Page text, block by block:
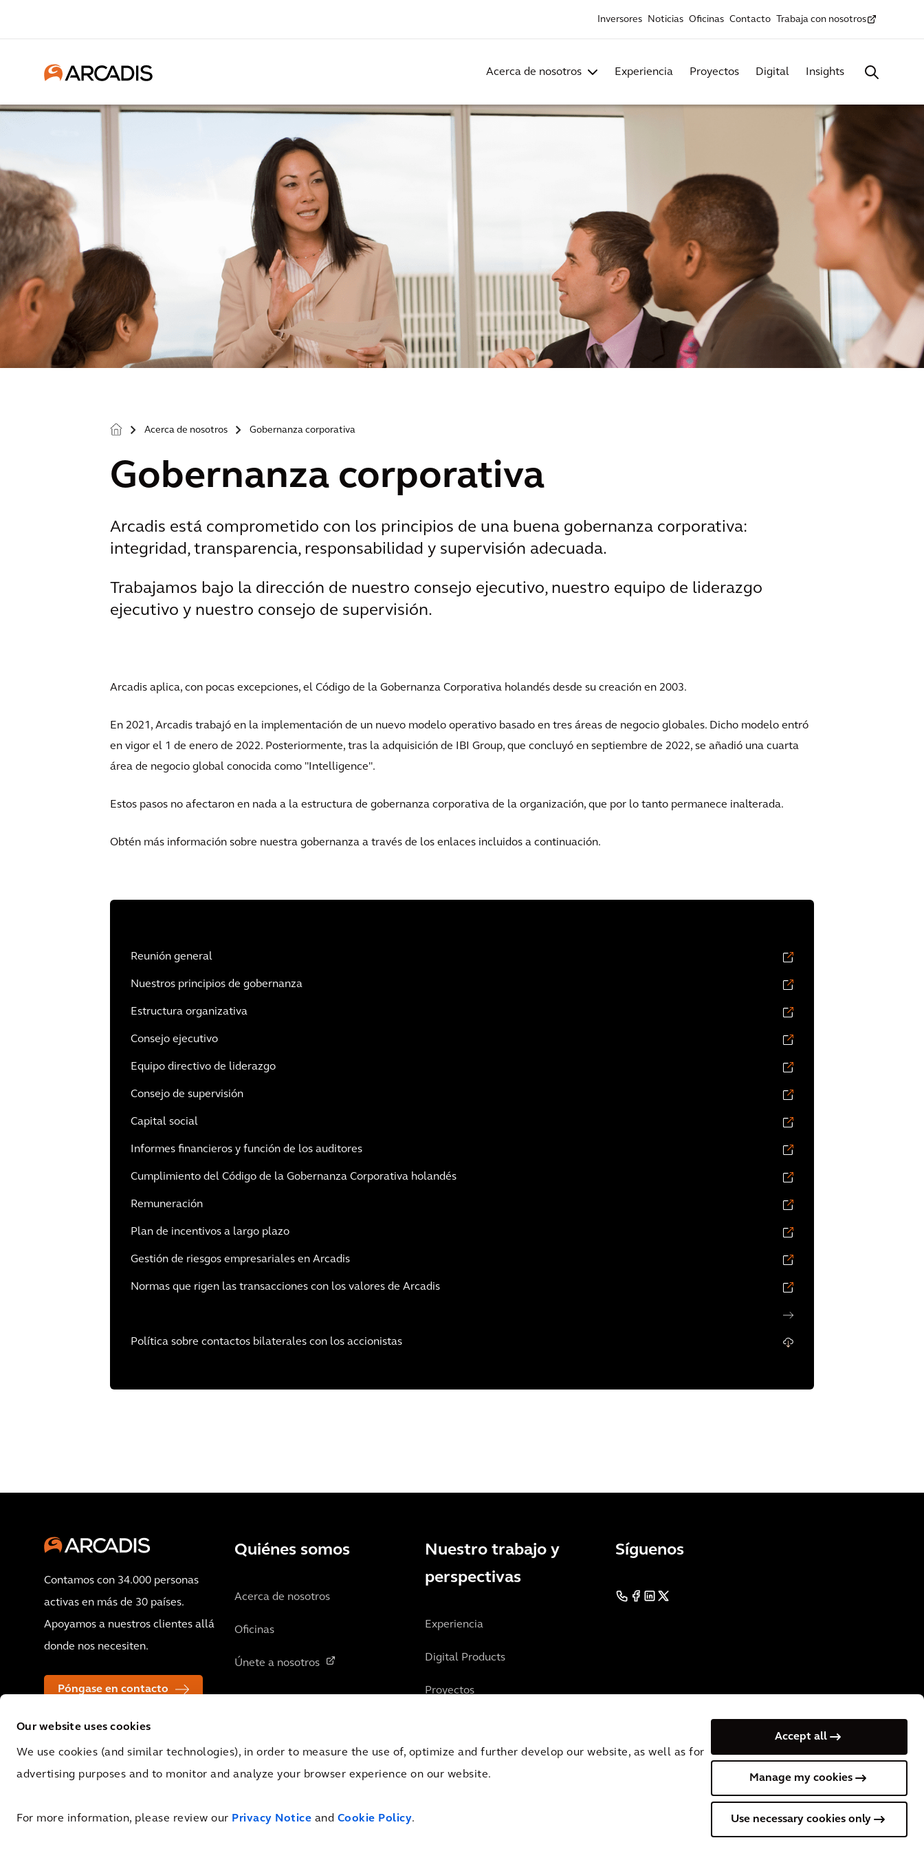
Our website uses cookies
We use cookies (and similar technologies), in order to measure the use of, optimize and further develop our website, as well as for
advertising purposes and to monitor and analyze your browser experience on our website.
For more information, please review our Privacy Notice and Cookie Policy.
Accept all
Manage my cookies
Use necessary cookies only
Inversores Noticias Oficinas Contacto Trabaja con nosotros
Acerca de nosotros Experiencia Proyectos Digital Insights
> Acerca de nosotros > Gobernanza corporativa
Gobernanza corporativa
Arcadis está comprometido con los principios de una buena gobernanza corporativa:
integridad, transparencia, responsabilidad y supervisión adecuada.
Trabajamos bajo la dirección de nuestro consejo ejecutivo, nuestro equipo de liderazgo
ejecutivo y nuestro consejo de supervisión.
Arcadis aplica, con pocas excepciones, el Código de la Gobernanza Corporativa holandés desde su creación en 2003.
En 2021, Arcadis trabajó en la implementación de un nuevo modelo operativo basado en tres áreas de negocio globales. Dicho modelo entró
en vigor el 1 de enero de 2022. Posteriormente, tras la adquisición de IBI Group, que concluyó en septiembre de 2022, se añadió una cuarta
área de negocio global conocida como "Intelligence".
Estos pasos no afectaron en nada a la estructura de gobernanza corporativa de la organización, que por lo tanto permanece inalterada.
Obtén más información sobre nuestra gobernanza a través de los enlaces incluidos a continuación.
Reunión general
Nuestros principios de gobernanza
Estructura organizativa
Consejo ejecutivo
Equipo directivo de liderazgo
Consejo de supervisión
Capital social
Informes financieros y función de los auditores
Cumplimiento del Código de la Gobernanza Corporativa holandés
Remuneración
Plan de incentivos a largo plazo
Gestión de riesgos empresariales en Arcadis
Normas que rigen las transacciones con los valores de Arcadis
Política sobre contactos bilaterales con los accionistas
Contamos con 34.000 personas
activas en más de 30 países.
Apoyamos a nuestros clientes allá
donde nos necesiten.
Póngase en contacto
Quiénes somos
Acerca de nosotros
Oficinas
Únete a nosotros
Nuestro trabajo y
perspectivas
Experiencia
Digital Products
Proyectos
Síguenos
0062.92.227.B.01
CookiesTerms of UsePrivacy